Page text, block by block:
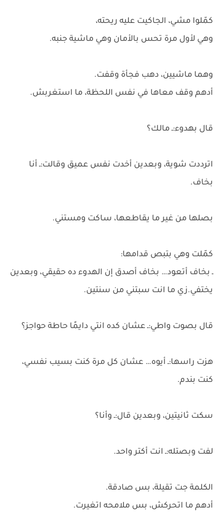
كمّلوا مشي، الجاكيت عليه ريحته،
وهي لأول مرة تحس بالأمان وهي ماشية جنبه.
وهما ماشيين، دهب فجأة وقفت.
أدهم وقف معاها في نفس اللحظة، ما استغربش.
قال بهدوء:ـ مالك؟
اترددت شوية، وبعدين أخدت نفس عميق وقالت:ـ أنا
بخاف.
بصلها من غير ما يقاطعها، ساكت ومستني.
كمّلت وهي بتبص قدامها:
ـ بخاف أتعود… بخاف أصدق إن الهدوء ده حقيقي، وبعدين
يختفي.زي ما انت سبتني من سنتين.
قال بصوت واطي:ـ عشان كده انتي دايمًا حاطة حواجز؟
هزت راسها:ـ أيوه… عشان كل مرة كنت بسيب نفسي،
كنت بندم.
سكت ثانيتين، وبعدين قال:ـ وأنا؟
لفت وبصتله:ـ انت أكتر واحد.
الكلمة جت تقيلة، بس صادقة.
أدهم ما اتحركش، بس ملامحه اتغيرت.